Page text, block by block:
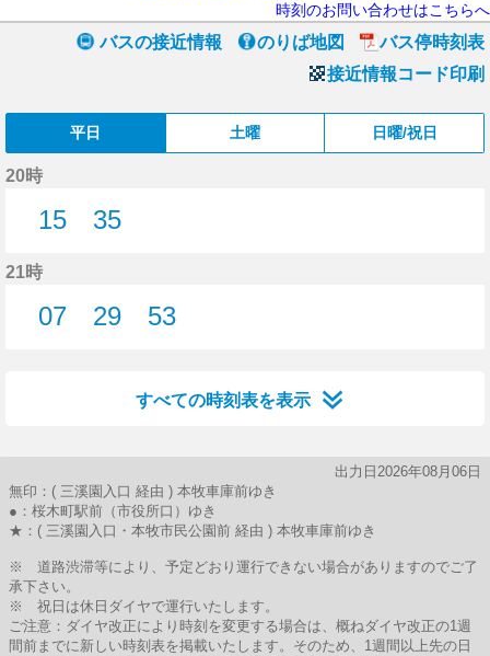
時刻のお問い合わせはこちらへ
バスの接近情報 のりば地図
バス停時刻表
接近情報コード印刷
平日 土曜 日曜/祝日
20時
15
35
21時
07
29
53
すべての時刻表を表示
出力日2026年08月06日
無印：( 三溪園入口 経由 ) 本牧車庫前ゆき
●：桜木町駅前（市役所口）ゆき
★：( 三溪園入口・本牧市民公園前 経由 ) 本牧車庫前ゆき
※ 道路渋滞等により、予定どおり運行できない場合がありますのでご了
承下さい。
※ 祝日は休日ダイヤで運行いたします。
ご注意：ダイヤ改正により時刻を変更する場合は、概ねダイヤ改正の1週
間前までに新しい時刻表を掲載いたします。そのため、1週間以上先の日